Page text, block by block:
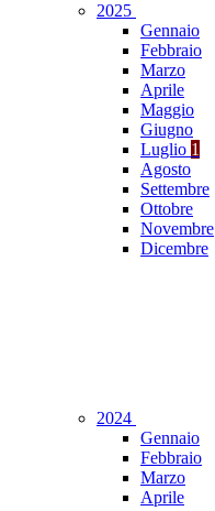
2025
Gennaio
Febbraio
Marzo
Aprile
Maggio
Giugno
Luglio 1
Agosto
Settembre
Ottobre
Novembre
Dicembre
2024
Gennaio
Febbraio
Marzo
Aprile